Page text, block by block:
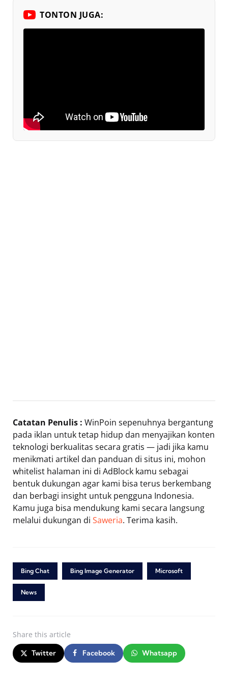
TONTON JUGA:
Catatan Penulis : WinPoin sepenuhnya bergantung
pada iklan untuk tetap hidup dan menyajikan konten
teknologi berkualitas secara gratis — jadi jika kamu
menikmati artikel dan panduan di situs ini, mohon
whitelist halaman ini di AdBlock kamu sebagai
bentuk dukungan agar kami bisa terus berkembang
dan berbagi insight untuk pengguna Indonesia.
Kamu juga bisa mendukung kami secara langsung
melalui dukungan di Saweria. Terima kasih.
Bing Chat Bing Image Generator Microsoft
News
Share this article
Twitter Facebook Whatsapp